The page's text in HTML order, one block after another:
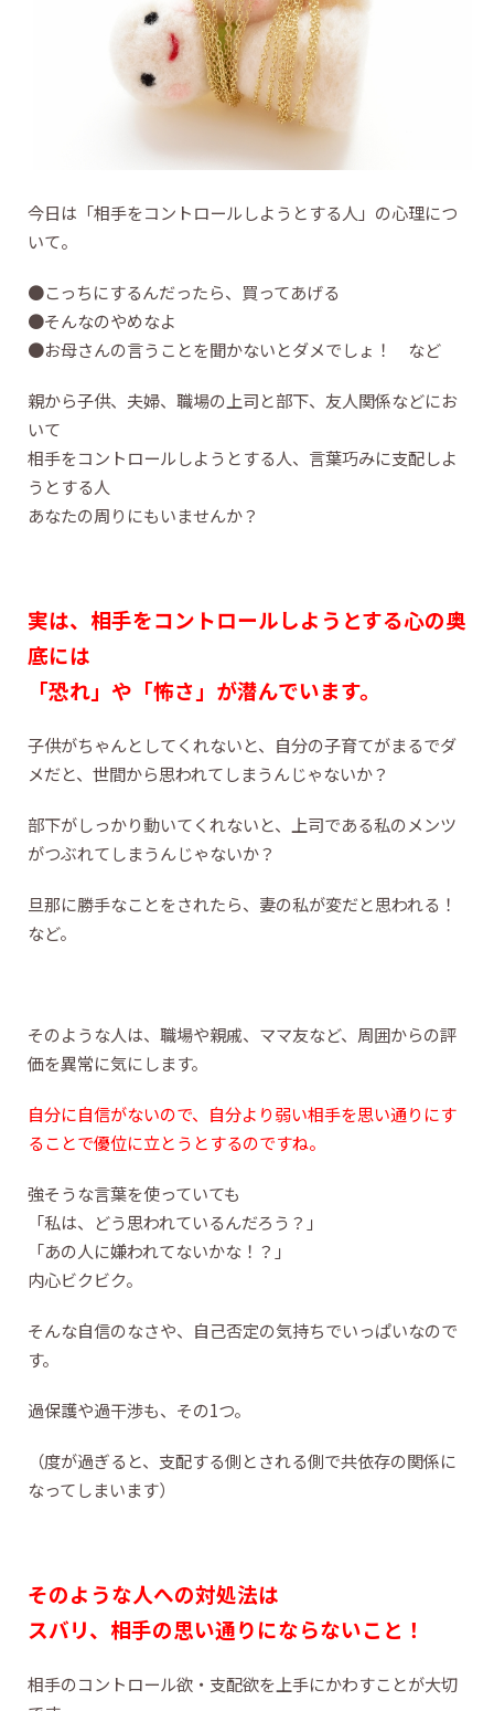
今日は「相手をコントロールしようとする人」の心理につ
いて。
●こっちにするんだったら、買ってあげる
●そんなのやめなよ
●お母さんの言うことを聞かないとダメでしょ！ など
親から子供、夫婦、職場の上司と部下、友人関係などにお
いて
相手をコントロールしようとする人、言葉巧みに支配しよ
うとする人
あなたの周りにもいませんか？
実は、相手をコントロールしようとする心の奥
底には
「恐れ」や「怖さ」が潜んでいます。
子供がちゃんとしてくれないと、自分の子育てがまるでダ
メだと、世間から思われてしまうんじゃないか？
部下がしっかり動いてくれないと、上司である私のメンツ
がつぶれてしまうんじゃないか？
旦那に勝手なことをされたら、妻の私が変だと思われる！
など。
そのような人は、職場や親戚、ママ友など、周囲からの評
価を異常に気にします。
自分に自信がないので、自分より弱い相手を思い通りにす
ることで優位に立とうとするのですね。
強そうな言葉を使っていても
「私は、どう思われているんだろう？」
「あの人に嫌われてないかな！？」
内心ビクビク。
そんな自信のなさや、自己否定の気持ちでいっぱいなので
す。
過保護や過干渉も、その1つ。
（度が過ぎると、支配する側とされる側で共依存の関係に
なってしまいます）
そのような人への対処法は
スバリ、相手の思い通りにならないこと！
相手のコントロール欲・支配欲を上手にかわすことが大切